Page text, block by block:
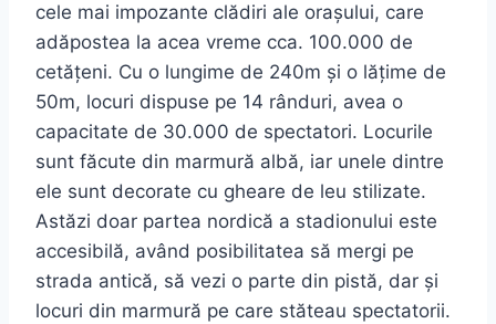
cele mai impozante clădiri ale orașului, care
adăpostea la acea vreme cca. 100.000 de
cetățeni. Cu o lungime de 240m și o lățime de
50m, locuri dispuse pe 14 rânduri, avea o
capacitate de 30.000 de spectatori. Locurile
sunt făcute din marmură albă, iar unele dintre
ele sunt decorate cu gheare de leu stilizate.
Astăzi doar partea nordică a stadionului este
accesibilă, având posibilitatea să mergi pe
strada antică, să vezi o parte din pistă, dar și
locuri din marmură pe care stăteau spectatorii.